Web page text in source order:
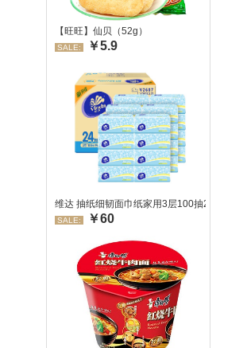
【旺旺】仙贝（52g）
SALE: ￥5.9
维达 抽纸细韧面巾纸家用3层100抽24包/箱
SALE: ￥60